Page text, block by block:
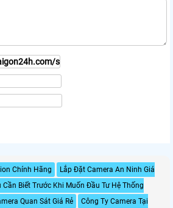
Chính Hãng
Lắp Đặt Camera An Ninh Giá
Cần Biết Trước Khi Muốn Đầu Tư Hệ Thống
Quan Sát Giá Rẻ
Công Ty Camera Tại